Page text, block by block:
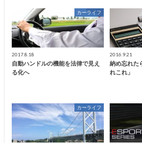
カーライフ
2017.8.18
自動ハンドルの機能を法律で見え
る化へ
2016.9.21
納め忘れた
れこれ」
カーライフ